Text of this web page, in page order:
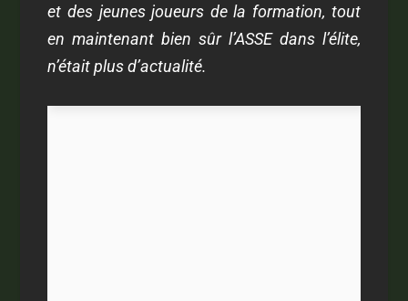
et des jeunes joueurs de la formation, tout
en maintenant bien sûr l’ASSE dans l’élite,
n’était plus d’actualité.